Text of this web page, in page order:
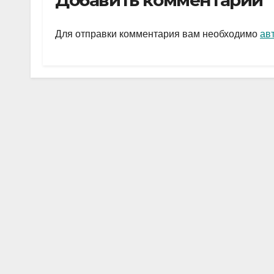
gr
a
s
A
p
а
в
ть
Для отправки комментария вам необходимо